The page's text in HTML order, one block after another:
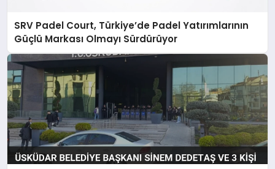
SRV Padel Court, Türkiye’de Padel Yatırımlarının
Güçlü Markası Olmayı Sürdürüyor